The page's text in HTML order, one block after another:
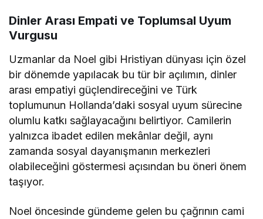
Dinler Arası Empati ve Toplumsal Uyum
Vurgusu
Uzmanlar da Noel gibi Hristiyan dünyası için özel
bir dönemde yapılacak bu tür bir açılımın, dinler
arası empatiyi güçlendireceğini ve Türk
toplumunun Hollanda’daki sosyal uyum sürecine
olumlu katkı sağlayacağını belirtiyor. Camilerin
yalnızca ibadet edilen mekânlar değil, aynı
zamanda sosyal dayanışmanın merkezleri
olabileceğini göstermesi açısından bu öneri önem
taşıyor.
Noel öncesinde gündeme gelen bu çağrının cami